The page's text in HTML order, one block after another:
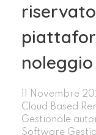
noleggio
11 Novembre
Cloud Based
Gestionale
Software